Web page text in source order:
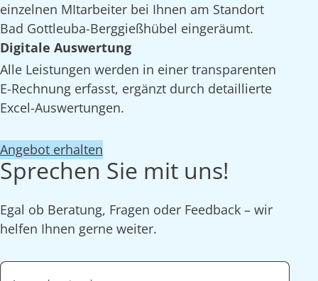
einzelnen MItarbeiter bei Ihnen am Standort
Bad Gottleuba-Berggießhübel eingeräumt.
Digitale Auswertung
Alle Leistungen werden in einer transparenten
E-Rechnung erfasst, ergänzt durch detaillierte
Excel-Auswertungen.
Angebot erhalten
Sprechen Sie mit uns!
Egal ob Beratung, Fragen oder Feedback – wir
helfen Ihnen gerne weiter.